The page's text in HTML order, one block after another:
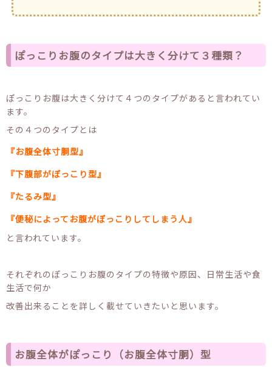
ぽっこりお腹のタイプは大きく分けて３種類？
ぽっこりお腹は大きく分けて４つのタイプがあると言われてい
ます。
その４つのタイプとは
『お腹全体寸胴型』
『下腹部がぽっこり型』
『たるみ型』
『便秘によってお腹がぽっこりしてしまう人』
と言われています。
それぞれのぽっこりお腹のタイプの特徴や原因、日常生活や食
生活で何か
改善出来ることを詳しく載せていきたいと思います。
お腹全体がぽっこり（お腹全体寸胴）型